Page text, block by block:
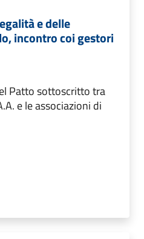
e delle
incontro coi gestori
Patto sottoscritto tra
e le associazioni di